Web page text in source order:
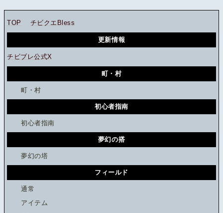
TOP チビクエBless
更新情報
チビブレ公式X
町・村
町・村
初心者指南
初心者指南
夢幻の搭
夢幻の塔
フィールド
通常
アイテム